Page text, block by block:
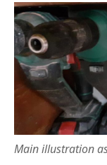
Main illustration